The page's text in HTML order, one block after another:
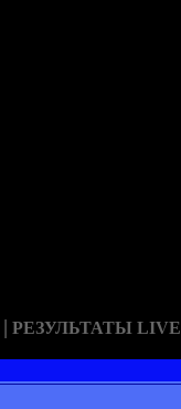
| РЕЗУЛЬТАТЫ LIVE